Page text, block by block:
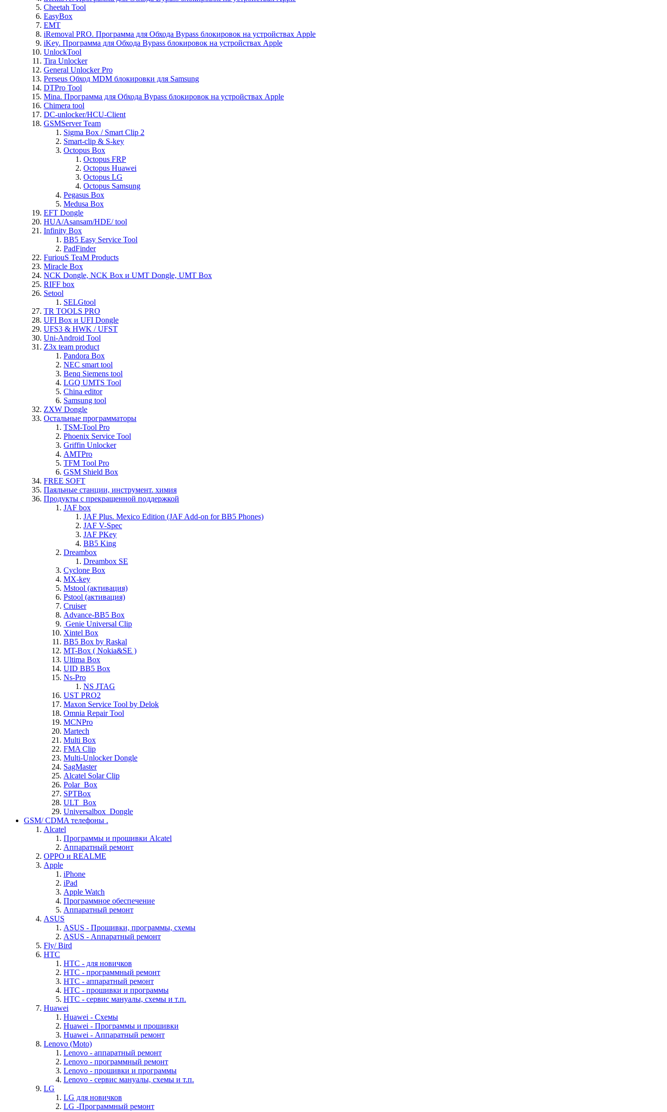
Cheetah Tool
EasyBox
EMT
iRemoval PRO. Программа для Обхода Bypass блокировок на устройствах Apple
iKey. Программа для Обхода Bypass блокировок на устройствах Apple
UnlockTool
Tira Unlocker
General Unlocker Pro
Perseus Обход MDM блокировки для Samsung
DTPro Tool
Mina. Программа для Обхода Bypass блокировок на устройствах Apple
Chimera tool
DC-unlocker/HCU-Client
GSMServer Team
Sigma Box / Smart Clip 2
Smart-clip & S-key
Octopus Box
Octopus FRP
Octopus Huawei
Octopus LG
Octopus Samsung
Pegasus Box
Medusa Box
EFT Dongle
HUA/Asansam/HDE/ tool
Infinity Box
BB5 Easy Service Tool
PadFinder
FuriouS TeaM Products
Miracle Box
NCK Dongle, NCK Box и UMT Dongle, UMT Box
RIFF box
Setool
SELGtool
TR TOOLS PRO
UFI Box и UFI Dongle
UFS3 & HWK / UFST
Uni-Android Tool
Z3x team product
Pandora Box
NEC smart tool
Benq Siemens tool
LGQ UMTS Tool
China editor
Samsung tool
ZXW Dongle
Остальные программаторы
TSM-Tool Pro
Phoenix Service Tool
Griffin Unlocker
AMTPro
TFM Tool Pro
GSM Shield Box
FREE SOFT
Паяльные станции, инструмент. химия
Продукты с прекращенной поддержкой
JAF box
JAF Plus. Mexico Edition (JAF Add-on for BB5 Phones)
JAF V-Spec
JAF PKey
BB5 King
Dreambox
Dreambox SE
Cyclone Box
MX-key
Mstool (активация)
Pstool (активация)
Cruiser
Advance-BB5 Box
Genie Universal Clip
Xintel Box
BB5 Box by Raskal
MT-Box ( Nokia&SE )
Ultima Box
UID BB5 Box
Ns-Pro
NS JTAG
UST PRO2
Maxon Service Tool by Delok
Omnia Repair Tool
MCNPro
Martech
Multi Box
FMA Clip
Multi-Unlocker Dongle
SagMaster
Alcatel Solar Clip
Polar_Box
SPTBox
ULT_Box
Universalbox_Dongle
GSM/ CDMA телефоны .
Alcatel
Программы и прошивки Alcatel
Аппаратный ремонт
OPPO и REALME
Apple
iPhone
iPad
Apple Watch
Программное обеспечение
Аппаратный ремонт
ASUS
ASUS - Прошивки, программы, схемы
ASUS - Аппаратный ремонт
Fly/ Bird
HTC
HTC - для новичков
HTC - программный ремонт
HTC - аппаратный ремонт
HTC - прошивки и программы
HTC - cервис мануалы, схемы и т.п.
Huawei
Huawei - Cхемы
Huawei - Программы и прошивки
Huawei - Аппаратный ремонт
Lenovo (Moto)
Lenovo - аппаратный ремонт
Lenovo - программный ремонт
Lenovo - прошивки и программы
Lenovo - cервис мануалы, схемы и т.п.
LG
LG для новичков
LG -Программный ремонт